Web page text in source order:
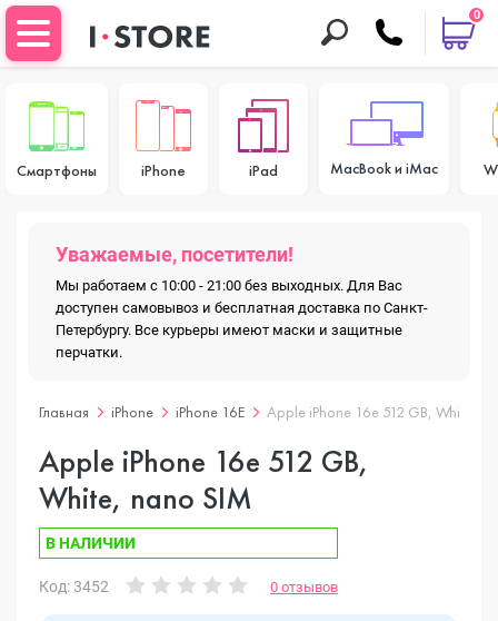
0
Смартфоны iPhone iPad MacBook и iMac
Уважаемые, посетители!
Мы работаем с 10:00 - 21:00 без выходных. Для Вас
доступен самовывоз и бесплатная доставка по Санкт-
Петербургу. Все курьеры имеют маски и защитные
перчатки.
Главная iPhone iPhone 16E Apple iPhone 16e 512 GB, White,
Apple iPhone 16e 512 GB,
White, nano SIM
В НАЛИЧИИ
Код: 3452 0 отзывов